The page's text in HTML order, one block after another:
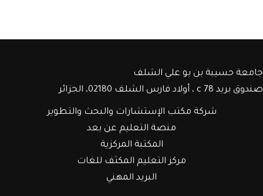
جامعة حسيبة بن بو علي الشلف
صندوق بريد c 78 ، أولاد فارس الشلف 02180، الجزائر
شركة مكتب الإستشارات والبحث والتطوير
منصة التعليم عن بعد
المكتبة المركزية
مركز التعليم المكثف للغات
البريد المهني